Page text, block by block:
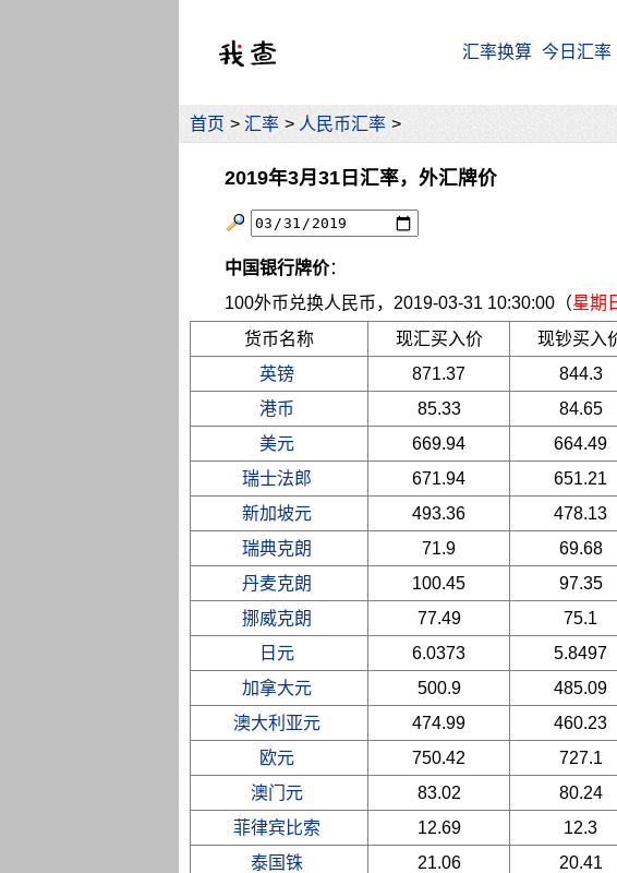
汇率换算 今日汇率
首页 > 汇率 > 人民币汇率 >
2019年3月31日汇率，外汇牌价
中国银行牌价：
100外币兑换人民币，2019-03-31 10:30:00（星期
货币名称
现汇买入价 现钞买入
英镑
871.37 844.3
港币
85.33 84.65
美元
669.94 664.49
瑞士法郎
671.94 651.21
新加坡元
493.36 478.13
瑞典克朗
71.9 69.68
丹麦克朗
100.45 97.35
挪威克朗
77.49 75.1
日元
6.0373 5.8497
加拿大元
500.9 485.09
澳大利亚元
474.99 460.23
欧元
750.42 727.1
澳门元
83.02 80.24
菲律宾比索
12.69 12.3
泰国铢
21.06 20.41